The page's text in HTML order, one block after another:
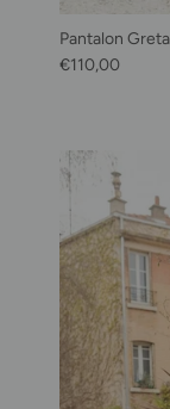
Pantalon
Prix habituel
€110,00